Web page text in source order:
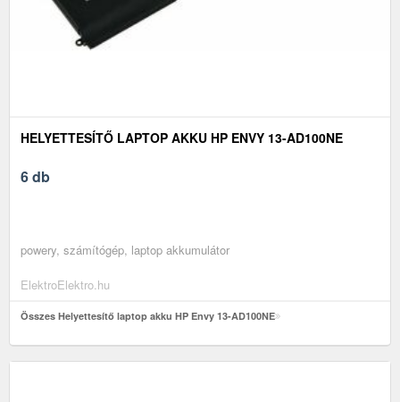
HELYETTESÍTŐ LAPTOP AKKU HP ENVY 13-AD100NE
6 db
powery, számítógép, laptop akkumulátor
ElektroElektro.hu
Összes Helyettesítő laptop akku HP Envy 13-AD100NE